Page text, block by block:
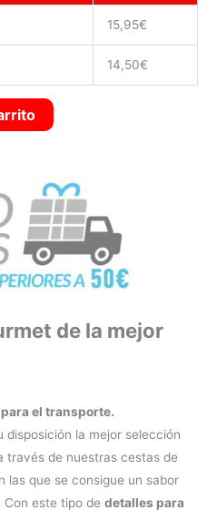
15,95€
14,50€
de la mejor
el transporte.
disposición la mejor selección
través de nuestras cestas de
las que se consigue un sabor
Con este tipo de detalles para